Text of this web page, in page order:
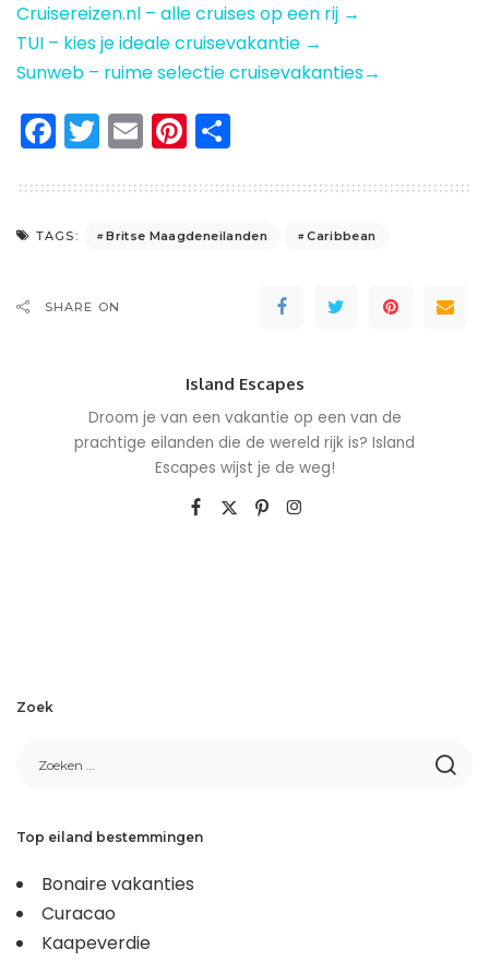
Cruisereizen.nl – alle cruises op een rij →
TUI – kies je ideale cruisevakantie →
Sunweb – ruime selectie cruisevakanties→
Facebook
Twitter
EmailPinterest
TAGS: Britse Maagdeneilanden Caribbean
SHARE ON
Island Escapes
Droom je van een vakantie op een van de
prachtige eilanden die de wereld rijk is? Island
Escapes wijst je de weg!
Zoek
Top eiland bestemmingen
Bonaire vakanties
Curacao
Kaapeverdie